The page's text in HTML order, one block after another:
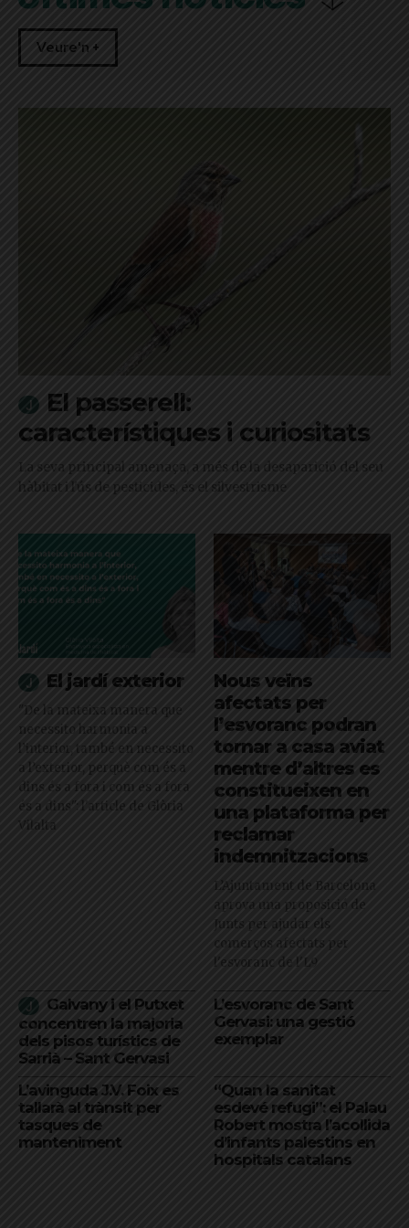
Veure'n +
El passerell:
característiques i curiositats
La seva principal amenaça, a més de la desaparició del seu
hàbitat i l'ús de pesticides, és el silvestrisme
El jardí exterior
"De la mateixa manera que
necessito harmonia a
l’interior, també en necessito
a l’exterior, perquè com és a
dins és a fora i com és a fora
és a dins": l'article de Glòria
Vilalta
Nous veïns
afectats per
l’esvoranc podran
tornar a casa aviat
mentre d’altres es
constitueixen en
una plataforma per
reclamar
indemnitzacions
L’Ajuntament de Barcelona
aprova una proposició de
Junts per ajudar els
comerços afectats per
l'esvoranc de l'L9
Galvany i el Putxet
concentren la majoria
dels pisos turístics de
Sarrià – Sant Gervasi
L’esvoranc de Sant
Gervasi: una gestió
exemplar
L’avinguda J.V. Foix es
tallarà al trànsit per
tasques de
manteniment
“Quan la sanitat
esdevé refugi”: el Palau
Robert mostra l’acollida
d’infants palestins en
hospitals catalans